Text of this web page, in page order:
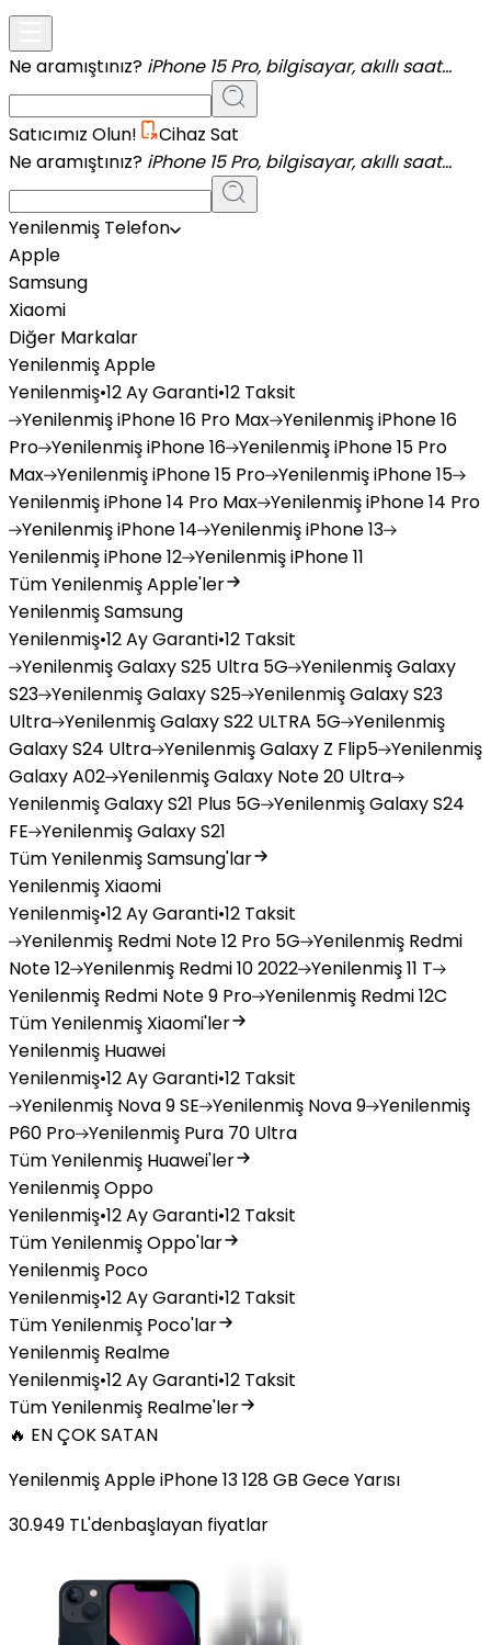
Ne aramıştınız? iPhone 15 Pro, bilgisayar, akıllı saat...
Satıcımız Olun!
Cihaz Sat
Ne aramıştınız? iPhone 15 Pro, bilgisayar, akıllı saat...
Yenilenmiş Telefon
Apple
Samsung
Xiaomi
Diğer Markalar
Yenilenmiş Apple
Yenilenmiş•12 Ay Garanti•12 Taksit
YenilenmişiPhone 16 Pro Max YenilenmişiPhone 16
Pro YenilenmişiPhone 16 YenilenmişiPhone 15 Pro
Max YenilenmişiPhone 15 Pro YenilenmişiPhone 15
YenilenmişiPhone 14 Pro Max YenilenmişiPhone 14 Pro
YenilenmişiPhone 14 YenilenmişiPhone 13
YenilenmişiPhone 12 YenilenmişiPhone 11
Tüm Yenilenmiş Apple'ler
Yenilenmiş Samsung
Yenilenmiş•12 Ay Garanti•12 Taksit
YenilenmişGalaxy S25 Ultra 5G YenilenmişGalaxy
S23 YenilenmişGalaxy S25 YenilenmişGalaxy S23
Ultra YenilenmişGalaxy S22 ULTRA 5G Yenilenmiş
Galaxy S24 Ultra YenilenmişGalaxy Z Flip5 Yenilenmiş
Galaxy A02 YenilenmişGalaxy Note 20 Ultra
YenilenmişGalaxy S21 Plus 5G YenilenmişGalaxy S24
FE YenilenmişGalaxy S21
Tüm Yenilenmiş Samsung'lar
Yenilenmiş Xiaomi
Yenilenmiş•12 Ay Garanti•12 Taksit
Yenilenmiş Redmi Note 12 Pro 5G Yenilenmiş Redmi
Note 12 Yenilenmiş Redmi 10 2022 Yenilenmiş11 T
Yenilenmiş Redmi Note 9 Pro Yenilenmiş Redmi 12C
Tüm Yenilenmiş Xiaomi'ler
Yenilenmiş Huawei
Yenilenmiş•12 Ay Garanti•12 Taksit
Yenilenmiş Nova 9 SE Yenilenmiş Nova 9 Yenilenmiş
P60 Pro Yenilenmiş Pura 70 Ultra
Tüm Yenilenmiş Huawei'ler
Yenilenmiş Oppo
Yenilenmiş•12 Ay Garanti•12 Taksit
Tüm Yenilenmiş Oppo'lar
Yenilenmiş Poco
Yenilenmiş•12 Ay Garanti•12 Taksit
Tüm Yenilenmiş Poco'lar
Yenilenmiş Realme
Yenilenmiş•12 Ay Garanti•12 Taksit
Tüm Yenilenmiş Realme'ler
🔥 EN ÇOK SATAN
Yenilenmiş Apple iPhone 13 128 GB Gece Yarısı
30.949 TL'denbaşlayan fiyatlar